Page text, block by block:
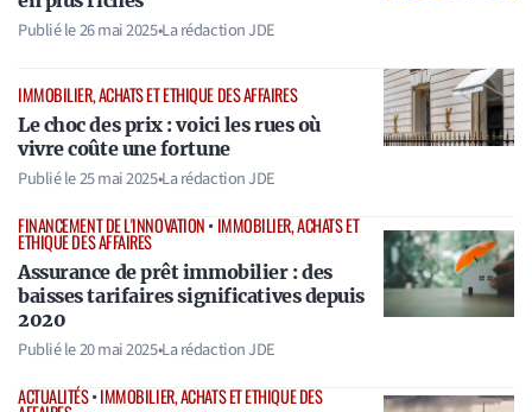
Publié le26 mai 2025•La rédaction JDE
IMMOBILIER, ACHATS ET ETHIQUE DES AFFAIRES
Le choc des prix : voici les rues où
vivre coûte une fortune
Publié le25 mai 2025•La rédaction JDE
FINANCEMENT DE L'INNOVATION•IMMOBILIER, ACHATS ET
ETHIQUE DES AFFAIRES
Assurance de prêt immobilier : des
baisses tarifaires significatives depuis
2020
Publié le20 mai 2025•La rédaction JDE
ACTUALITÉS•IMMOBILIER, ACHATS ET ETHIQUE DES